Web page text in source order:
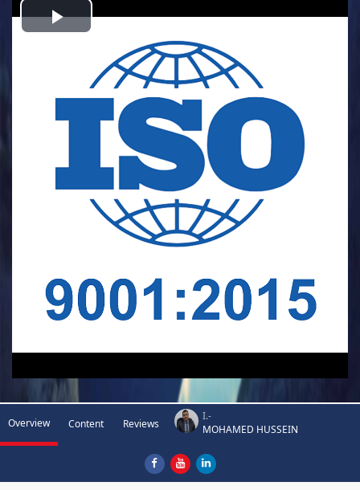
Play
Video
Overview Content Reviews
I.-
MOHAMED HUSSEIN